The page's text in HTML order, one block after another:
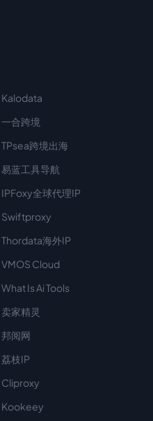
Kalodata
一合跨境
TPsea跨境出海
易蓝工具导航
IPFoxy全球代理IP
Swiftproxy
Thordata海外IP
VMOS Cloud
What Is Ai Tools
卖家精灵
邦阅网
荔枝IP
Cliproxy
Kookeey